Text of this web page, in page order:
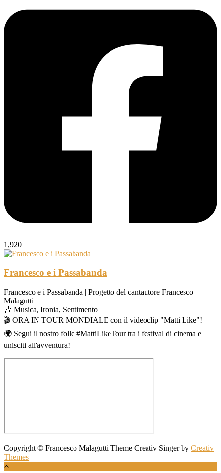
1,920
Francesco e i Passabanda
Francesco e i Passabanda | Progetto del cantautore Francesco
Malagutti
🎶 Musica, Ironia, Sentimento
🎬 ORA IN TOUR MONDIALE con il videoclip "Matti Like"!
🌍 Segui il nostro folle #MattiLikeTour tra i festival di cinema e
unisciti all'avventura!
Copyright © Francesco Malagutti Theme Creativ Singer by Creativ
Themes